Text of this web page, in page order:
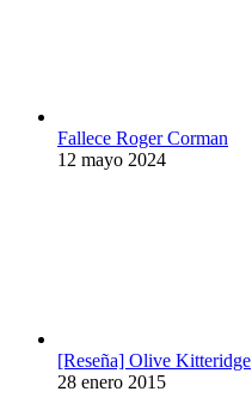
Fallece Roger Corman
12 mayo 2024
[Reseña] Olive Kitteridge
28 enero 2015